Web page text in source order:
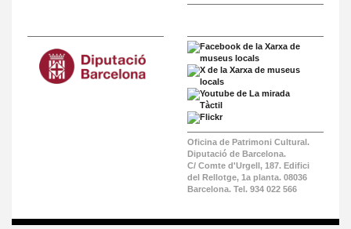
Oficina de Patrimoni Cultural.
Diputació de Barcelona.
C/ Comte d'Urgell, 187. Edifici
del Rellotge, 1a planta. 08036
Barcelona. Tel. 934 022 566